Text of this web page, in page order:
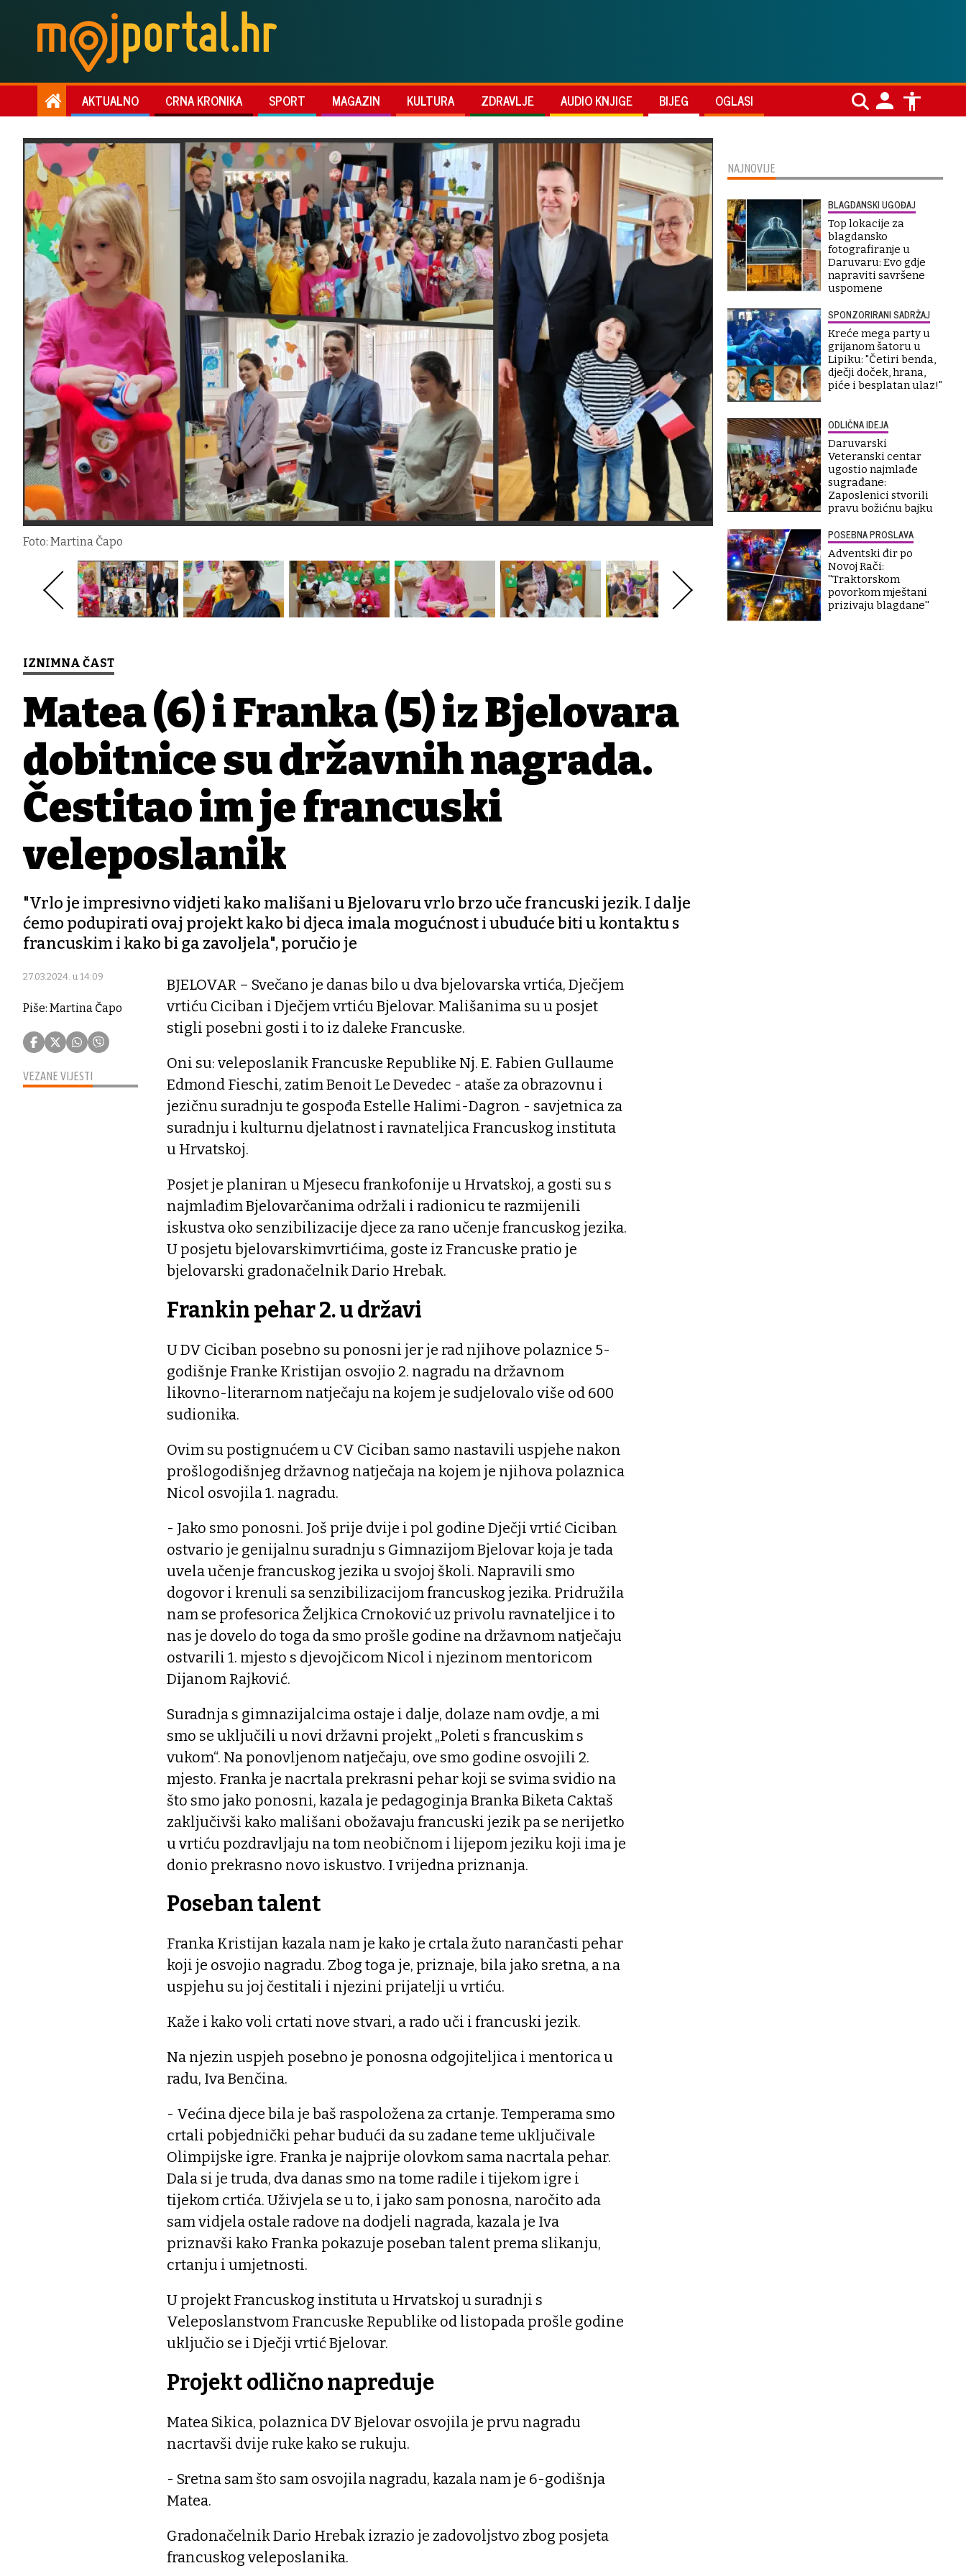
AKTUALNO CRNA KRONIKA SPORT MAGAZIN KULTURA ZDRAVLJE AUDIO KNJIGE BIJEG OGLASI
Foto: Martina Čapo
IZNIMNA ČAST
Matea (6) i Franka (5) iz Bjelovara
dobitnice su državnih nagrada.
Čestitao im je francuski
veleposlanik
"Vrlo je impresivno vidjeti kako mališani u Bjelovaru vrlo brzo uče francuski jezik. I dalje
ćemo podupirati ovaj projekt kako bi djeca imala mogućnost i ubuduće biti u kontaktu s
francuskim i kako bi ga zavoljela", poručio je
27.03.2024. u 14:09
Piše: Martina Čapo
VEZANE VIJESTI
BJELOVAR – Svečano je danas bilo u dva bjelovarska vrtića, Dječjem
vrtiću Ciciban i Dječjem vrtiću Bjelovar. Mališanima su u posjet
stigli posebni gosti i to iz daleke Francuske.
Oni su: veleposlanik Francuske Republike Nj. E. Fabien Gullaume
Edmond Fieschi, zatim Benoit Le Devedec - ataše za obrazovnu i
jezičnu suradnju te gospođa Estelle Halimi-Dagron - savjetnica za
suradnju i kulturnu djelatnost i ravnateljica Francuskog instituta
u Hrvatskoj.
Posjet je planiran u Mjesecu frankofonije u Hrvatskoj, a gosti su s
najmlađim Bjelovarčanima održali i radionicu te razmijenili
iskustva oko senzibilizacije djece za rano učenje francuskog jezika.
U posjetu bjelovarskimvrtićima, goste iz Francuske pratio je
bjelovarski gradonačelnik Dario Hrebak.
Frankin pehar 2. u državi
U DV Ciciban posebno su ponosni jer je rad njihove polaznice 5-
godišnje Franke Kristijan osvojio 2. nagradu na državnom
likovno-literarnom natječaju na kojem je sudjelovalo više od 600
sudionika.
Ovim su postignućem u CV Ciciban samo nastavili uspjehe nakon
prošlogodišnjeg državnog natječaja na kojem je njihova polaznica
Nicol osvojila 1. nagradu.
- Jako smo ponosni. Još prije dvije i pol godine Dječji vrtić Ciciban
ostvario je genijalnu suradnju s Gimnazijom Bjelovar koja je tada
uvela učenje francuskog jezika u svojoj školi. Napravili smo
dogovor i krenuli sa senzibilizacijom francuskog jezika. Pridružila
nam se profesorica Željkica Crnoković uz privolu ravnateljice i to
nas je dovelo do toga da smo prošle godine na državnom natječaju
ostvarili 1. mjesto s djevojčicom Nicol i njezinom mentoricom
Dijanom Rajković.
Suradnja s gimnazijalcima ostaje i dalje, dolaze nam ovdje, a mi
smo se uključili u novi državni projekt „Poleti s francuskim s
vukom“. Na ponovljenom natječaju, ove smo godine osvojili 2.
mjesto. Franka je nacrtala prekrasni pehar koji se svima svidio na
što smo jako ponosni, kazala je pedagoginja Branka Biketa Caktaš
zaključivši kako mališani obožavaju francuski jezik pa se nerijetko
u vrtiću pozdravljaju na tom neobičnom i lijepom jeziku koji ima je
donio prekrasno novo iskustvo. I vrijedna priznanja.
Poseban talent
Franka Kristijan kazala nam je kako je crtala žuto narančasti pehar
koji je osvojio nagradu. Zbog toga je, priznaje, bila jako sretna, a na
uspjehu su joj čestitali i njezini prijatelji u vrtiću.
Kaže i kako voli crtati nove stvari, a rado uči i francuski jezik.
Na njezin uspjeh posebno je ponosna odgojiteljica i mentorica u
radu, Iva Benčina.
- Većina djece bila je baš raspoložena za crtanje. Temperama smo
crtali pobjednički pehar budući da su zadane teme uključivale
Olimpijske igre. Franka je najprije olovkom sama nacrtala pehar.
Dala si je truda, dva danas smo na tome radile i tijekom igre i
tijekom crtića. Uživjela se u to, i jako sam ponosna, naročito ada
sam vidjela ostale radove na dodjeli nagrada, kazala je Iva
priznavši kako Franka pokazuje poseban talent prema slikanju,
crtanju i umjetnosti.
U projekt Francuskog instituta u Hrvatskoj u suradnji s
Veleposlanstvom Francuske Republike od listopada prošle godine
uključio se i Dječji vrtić Bjelovar.
Projekt odlično napreduje
Matea Sikica, polaznica DV Bjelovar osvojila je prvu nagradu
nacrtavši dvije ruke kako se rukuju.
- Sretna sam što sam osvojila nagradu, kazala nam je 6-godišnja
Matea.
Gradonačelnik Dario Hrebak izrazio je zadovoljstvo zbog posjeta
francuskog veleposlanika.
NAJNOVIJE
BLAGDANSKI UGOĐAJ
Top lokacije za
blagdansko
fotografiranje u
Daruvaru: Evo gdje
napraviti savršene
uspomene
SPONZORIRANI SADRŽAJ
Kreće mega party u
grijanom šatoru u
Lipiku: "Četiri benda,
dječji doček, hrana,
piće i besplatan ulaz!"
ODLIČNA IDEJA
Daruvarski
Veteranski centar
ugostio najmlađe
sugrađane:
Zaposlenici stvorili
pravu božićnu bajku
POSEBNA PROSLAVA
Adventski đir po
Novoj Rači:
''Traktorskom
povorkom mještani
prizivaju blagdane''